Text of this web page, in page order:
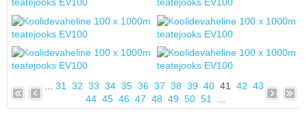
31 32 33 34 35 36 37 38 39 40 41 42 43
44 45 46 47 48 49 50 51